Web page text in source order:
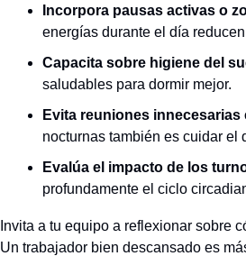
Incorpora pausas activas o
energías durante el día
Capacita sobre higiene del
saludables para dormir mejor.
Evita reuniones
nocturnas también es cuidar el
Evalúa el impacto de los
profundamente el ciclo
Invita a tu equipo a reflexionar sobre
Un trabajador bien descansado es